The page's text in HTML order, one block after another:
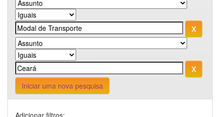
Iniciar uma nova pesquisa
Adicionar filtros: